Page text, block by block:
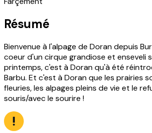
Résumé
Bienvenue à l'alpage de Doran depuis
coeur d'un cirque grandiose et enseveli
printemps, c'est à Doran qu'à été
Barbu. Et c'est à Doran que les prairies
fleuries, les alpages pleins de vie et le
souris/avec le sourire !